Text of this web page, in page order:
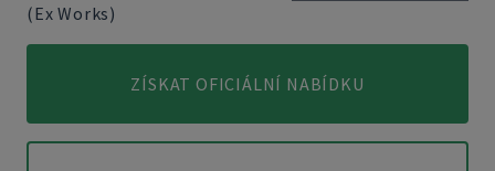
(Ex Works)
ZÍSKAT OFICIÁLNÍ NABÍDKU